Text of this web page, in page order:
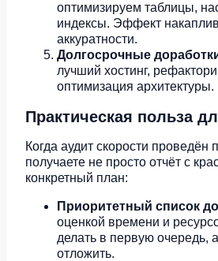
оптимизируем таблицы,
индексы. Эффект
аккуратности.
Долгосрочные
лучший хостинг,
оптимизация архитектуры.
Практическая польза
Когда аудит скорости проведён
получаете не просто отчёт с
конкретный план:
Приоритетный список
оценкой времени и
делать в первую очередь,
отложить.